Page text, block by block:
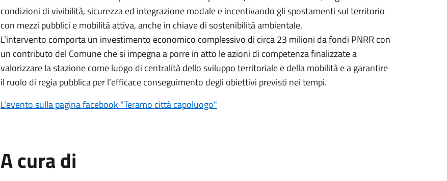
condizioni di vivibilità, sicurezza ed integrazione modale e incentivando gli spostamenti sul territorio
con mezzi pubblici e mobilità attiva, anche in chiave di sostenibilità ambientale.
L’intervento comporta un investimento economico complessivo di circa 23 milioni da fondi PNRR con
un contributo del Comune che si impegna a porre in atto le azioni di competenza finalizzate a
valorizzare la stazione come luogo di centralità dello sviluppo territoriale e della mobilità e a garantire
il ruolo di regia pubblica per l’efficace conseguimento degli obiettivi previsti nei tempi.
L'evento sulla pagina facebook "Teramo città capoluogo"
A cura di